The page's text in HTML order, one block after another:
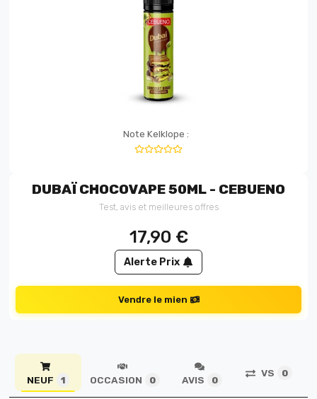
Note Kelklope :
DUBAÏ CHOCOVAPE 50ML - CEBUENO
Test, avis et meilleures offres
17,90 €
Alerte Prix
Vendre le mien
NEUF 1 OCCASION 0 AVIS 0
VS 0